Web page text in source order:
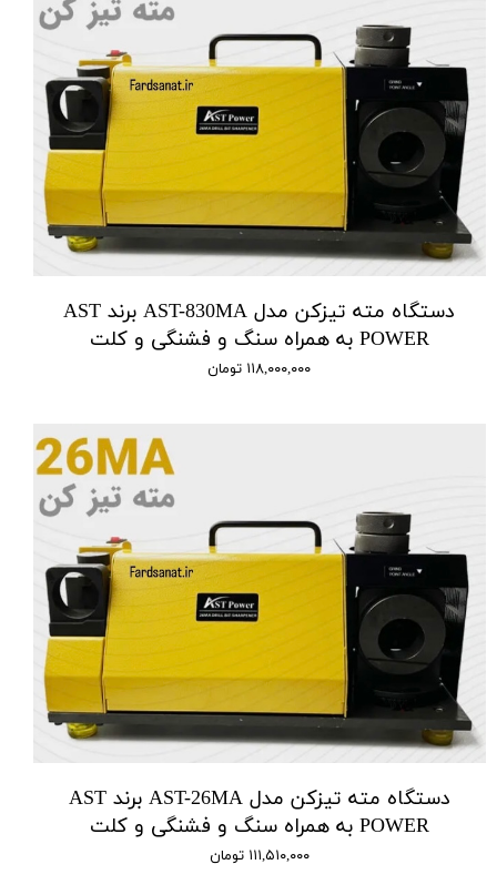
دستگاه مته تیزکن مدل AST-830MA برند AST
POWER به همراه سنگ و فشنگی و کلت
۱۱۸,۰۰۰,۰۰۰ تومان
دستگاه مته تیزکن مدل AST-26MA برند AST
POWER به همراه سنگ و فشنگی و کلت
۱۱۱,۵۱۰,۰۰۰ تومان